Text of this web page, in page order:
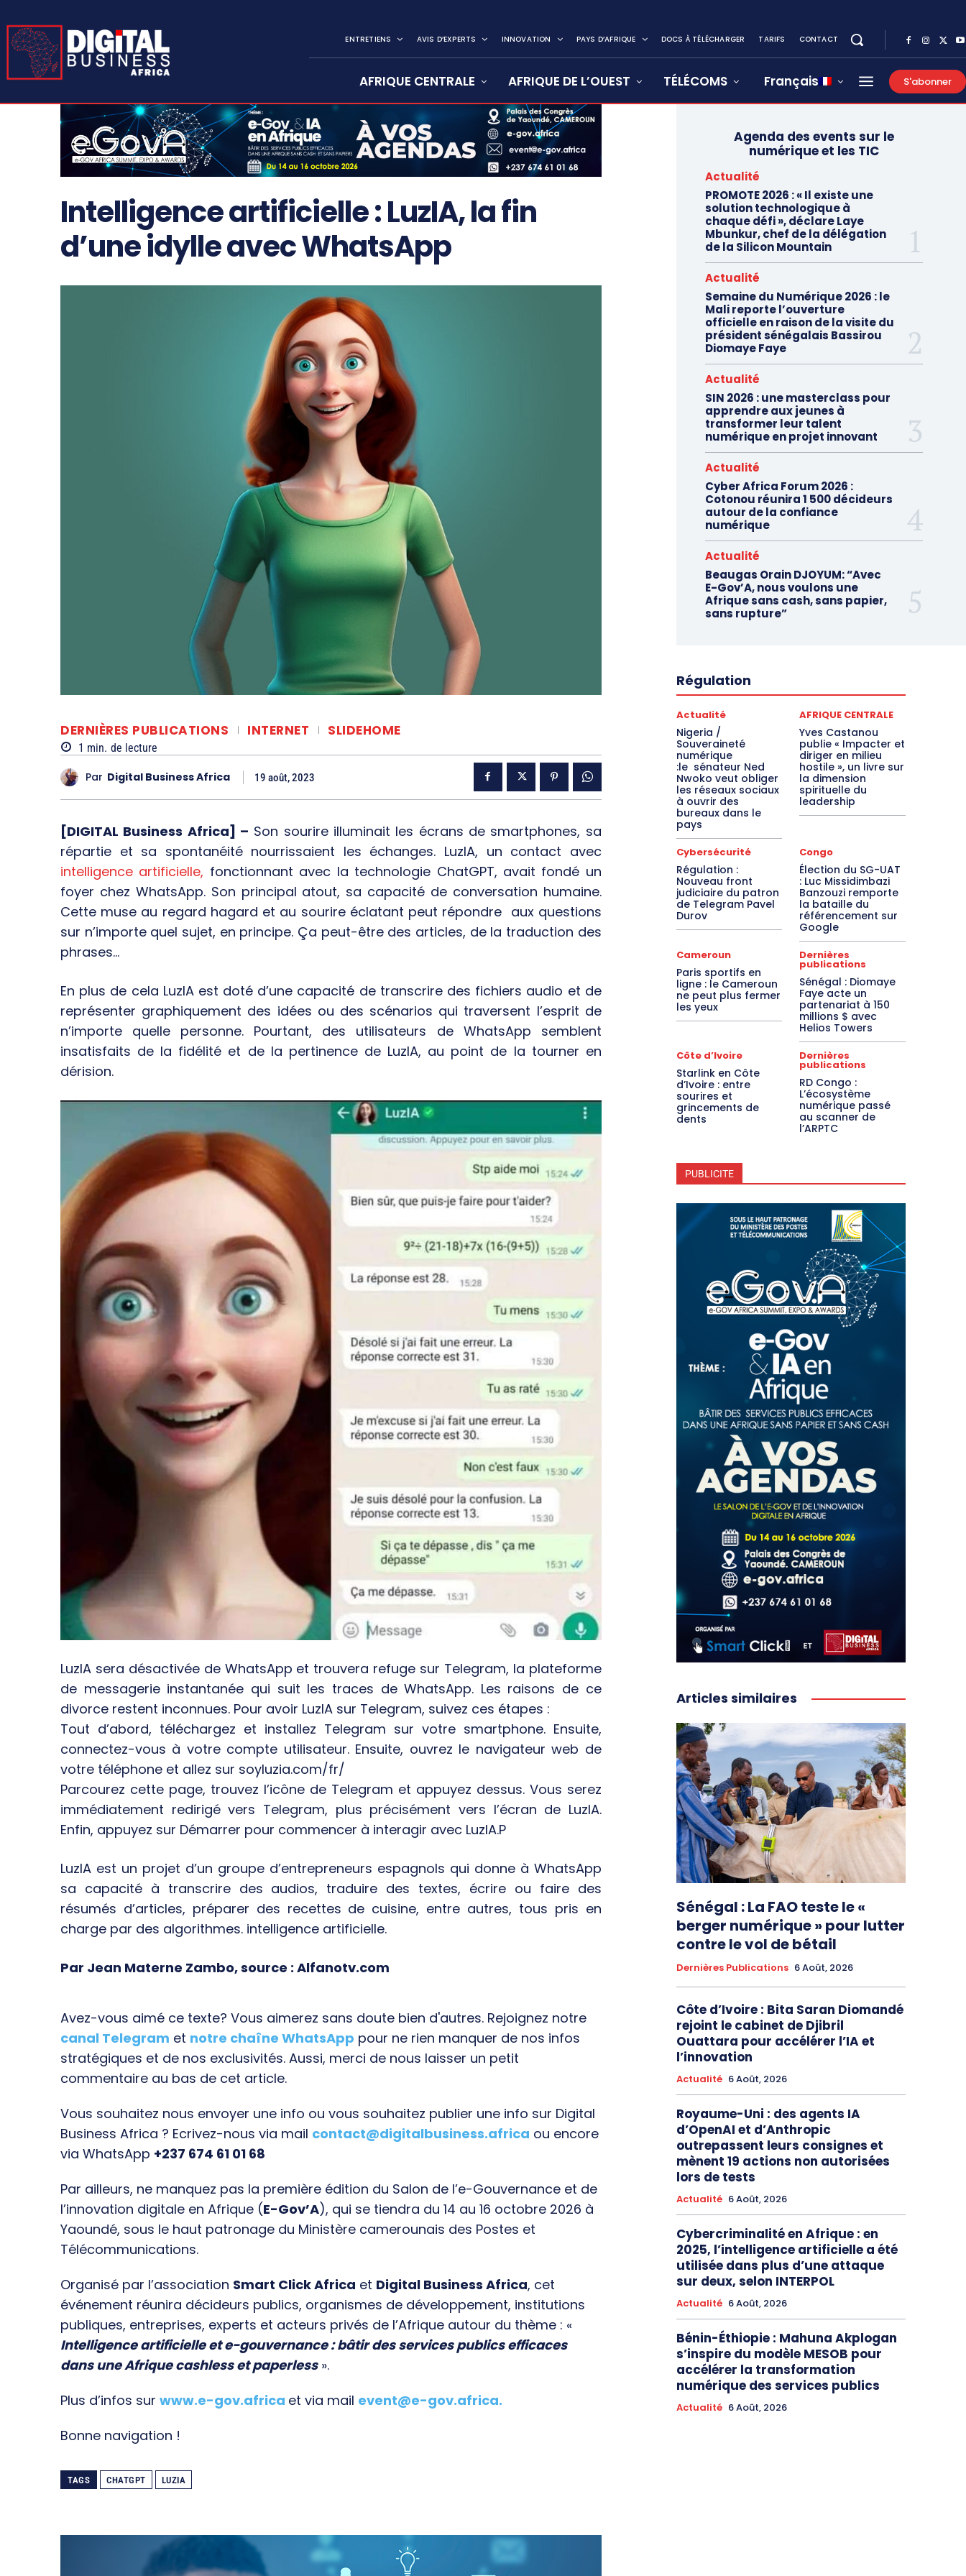
ENTRETIENS AVIS D’EXPERTS INNOVATION PAYS D’AFRIQUE DOCS À TÉLÉCHARGER TARIFS CONTACT
AFRIQUE CENTRALE AFRIQUE DE L’OUEST TÉLÉCOMS Français S'abonner
Intelligence artificielle : LuzIA, la fin
d’une idylle avec WhatsApp
DERNIÈRES PUBLICATIONS INTERNET SLIDEHOME
1 min. de lecture
Par Digital Business Africa 19 août, 2023
[DIGITAL Business Africa] – Son sourire illuminait les écrans de smartphones, sa
répartie et sa spontanéité nourrissaient les échanges. LuzIA, un contact avec
intelligence artificielle, fonctionnant avec la technologie ChatGPT, avait fondé un
foyer chez WhatsApp. Son principal atout, sa capacité de conversation humaine.
Cette muse au regard hagard et au sourire éclatant peut répondre aux questions
sur n’importe quel sujet, en principe. Ça peut-être des articles, de la traduction des
phrases…
En plus de cela LuzIA est doté d’une capacité de transcrire des fichiers audio et de
représenter graphiquement des idées ou des scénarios qui traversent l’esprit de
n’importe quelle personne. Pourtant, des utilisateurs de WhatsApp semblent
insatisfaits de la fidélité et de la pertinence de LuzIA, au point de la tourner en
dérision.
LuzIA sera désactivée de WhatsApp et trouvera refuge sur Telegram, la plateforme
de messagerie instantanée qui suit les traces de WhatsApp. Les raisons de ce
divorce restent inconnues. Pour avoir LuzIA sur Telegram, suivez ces étapes :
Tout d’abord, téléchargez et installez Telegram sur votre smartphone. Ensuite,
connectez-vous à votre compte utilisateur. Ensuite, ouvrez le navigateur web de
votre téléphone et allez sur soyluzia.com/fr/
Parcourez cette page, trouvez l’icône de Telegram et appuyez dessus. Vous serez
immédiatement redirigé vers Telegram, plus précisément vers l’écran de LuzIA.
Enfin, appuyez sur Démarrer pour commencer à interagir avec LuzIA.P
LuzIA est un projet d’un groupe d’entrepreneurs espagnols qui donne à WhatsApp
sa capacité à transcrire des audios, traduire des textes, écrire ou faire des
résumés d’articles, préparer des recettes de cuisine, entre autres, tous pris en
charge par des algorithmes. intelligence artificielle.
Par Jean Materne Zambo, source : Alfanotv.com
Avez-vous aimé ce texte? Vous aimerez sans doute bien d'autres. Rejoignez notre
canal Telegram et notre chaîne WhatsApp pour ne rien manquer de nos infos
stratégiques et de nos exclusivités. Aussi, merci de nous laisser un petit
commentaire au bas de cet article.
Vous souhaitez nous envoyer une info ou vous souhaitez publier une info sur Digital
Business Africa ? Ecrivez-nous via mail contact@digitalbusiness.africa ou encore
via WhatsApp +237 674 61 01 68
Par ailleurs, ne manquez pas la première édition du Salon de l’e-Gouvernance et de
l’innovation digitale en Afrique (E-Gov’A), qui se tiendra du 14 au 16 octobre 2026 à
Yaoundé, sous le haut patronage du Ministère camerounais des Postes et
Télécommunications.
Organisé par l’association Smart Click Africa et Digital Business Africa, cet
événement réunira décideurs publics, organismes de développement, institutions
publiques, entreprises, experts et acteurs privés de l’Afrique autour du thème : «
Intelligence artificielle et e-gouvernance : bâtir des services publics efficaces
dans une Afrique cashless et paperless».
Plus d’infos sur www.e-gov.africa et via mail event@e-gov.africa.
Bonne navigation !
TAGS CHATGPT LUZIA
Agenda des events sur le
numérique et les TIC
Actualité
PROMOTE 2026 : « Il existe une
solution technologique à
chaque défi », déclare Laye
Mbunkur, chef de la délégation
de la Silicon Mountain
Actualité
Semaine du Numérique 2026 : le
Mali reporte l’ouverture
officielle en raison de la visite du
président sénégalais Bassirou
Diomaye Faye
Actualité
SIN 2026 : une masterclass pour
apprendre aux jeunes à
transformer leur talent
numérique en projet innovant
Actualité
Cyber Africa Forum 2026 :
Cotonou réunira 1 500 décideurs
autour de la confiance
numérique
Actualité
Beaugas Orain DJOYUM: “Avec
E-Gov’A, nous voulons une
Afrique sans cash, sans papier,
sans rupture”
Régulation
Actualité
Nigeria /
Souveraineté
numérique
:le sénateur Ned
Nwoko veut obliger
les réseaux sociaux
à ouvrir des
bureaux dans le
pays
AFRIQUE CENTRALE
Yves Castanou
publie « Impacter et
diriger en milieu
hostile », un livre sur
la dimension
spirituelle du
leadership
Cybersécurité
Régulation :
Nouveau front
judiciaire du patron
de Telegram Pavel
Durov
Congo
Élection du SG-UAT
: Luc Missidimbazi
Banzouzi remporte
la bataille du
référencement sur
Google
Cameroun
Paris sportifs en
ligne : le Cameroun
ne peut plus fermer
les yeux
Dernières
publications
Sénégal : Diomaye
Faye acte un
partenariat à 150
millions $ avec
Helios Towers
Côte d’Ivoire
Starlink en Côte
d’Ivoire : entre
sourires et
grincements de
dents
Dernières
publications
RD Congo :
L’écosystème
numérique passé
au scanner de
l’ARPTC
PUBLICITE
Articles similaires
Sénégal : La FAO teste le «
berger numérique » pour lutter
contre le vol de bétail
Dernières Publications 6 Août, 2026
Côte d’Ivoire : Bita Saran Diomandé
rejoint le cabinet de Djibril
Ouattara pour accélérer l’IA et
l’innovation
Actualité 6 Août, 2026
Royaume-Uni : des agents IA
d’OpenAI et d’Anthropic
outrepassent leurs consignes et
mènent 19 actions non autorisées
lors de tests
Actualité 6 Août, 2026
Cybercriminalité en Afrique : en
2025, l’intelligence artificielle a été
utilisée dans plus d’une attaque
sur deux, selon INTERPOL
Actualité 6 Août, 2026
Bénin-Éthiopie : Mahuna Akplogan
s’inspire du modèle MESOB pour
accélérer la transformation
numérique des services publics
Actualité 6 Août, 2026